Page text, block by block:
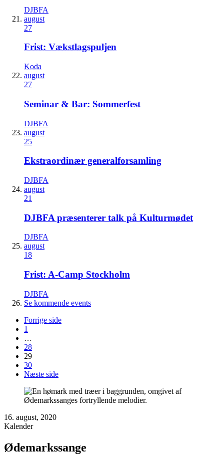
DJBFA
august
27
Frist: Vækstlagspuljen
Koda
august
27
Seminar & Bar: Sommerfest
DJBFA
august
25
Ekstraordinær generalforsamling
DJBFA
august
21
DJBFA præsenterer talk på Kulturmødet
DJBFA
august
18
Frist: A-Camp Stockholm
DJBFA
Se kommende events
Forrige side
1
…
28
29
30
Næste side
16. august, 2020
Kalender
Ødemarkssange